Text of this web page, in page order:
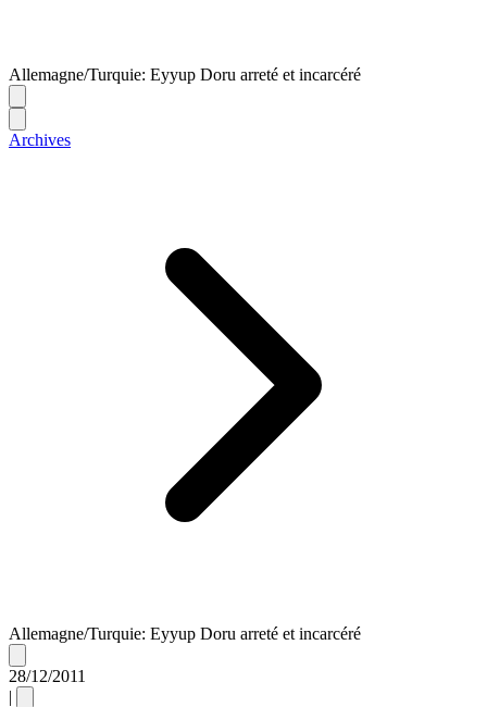
Allemagne/Turquie: Eyyup Doru arreté et incarcéré
Archives
Allemagne/Turquie: Eyyup Doru arreté et incarcéré
28/12/2011
|